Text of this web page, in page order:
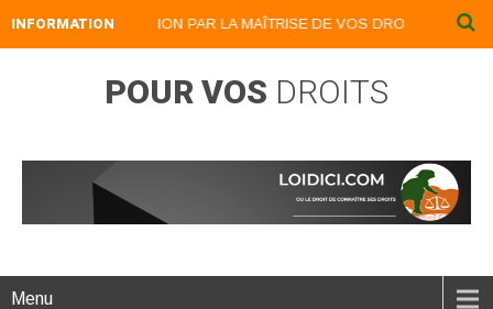
INFORMATION
DEVENEZ UN LION PAR LA MAÎTRISE DE VOS DROITS :
POUR VOS DROITS
Menu